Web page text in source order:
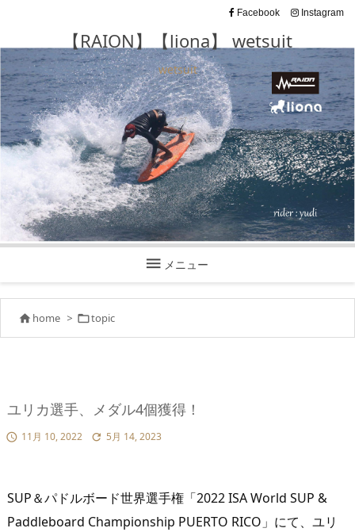
【RAION】【liona】 wetsuit
wetsuit
 メニュー
Facebook Instagram
 home > topic
ユリカ選手、メダル4個獲得！
 11月 10, 2022  5月 14, 2023
SUP＆パドルボード世界選手権「2022 ISA World SUP &
Paddleboard Championship PUERTO RICO」にて、ユリ